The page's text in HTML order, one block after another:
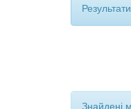
Знайдені